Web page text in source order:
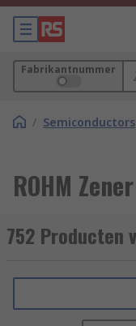
Fabrikantnummer
/ Semiconductors
ROHM
752 Producten